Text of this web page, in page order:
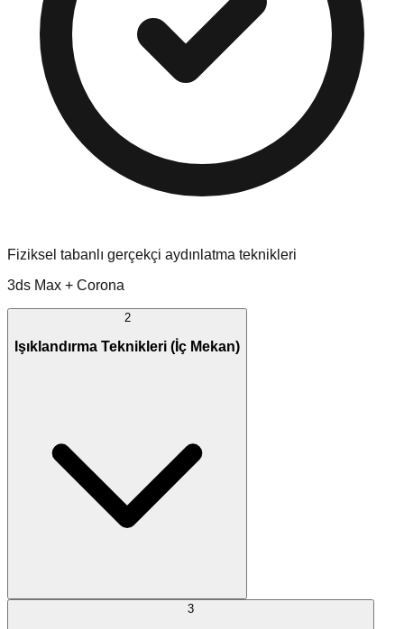
Fiziksel tabanlı gerçekçi aydınlatma teknikleri
3ds Max + Corona
2
Işıklandırma Teknikleri (İç Mekan)
3